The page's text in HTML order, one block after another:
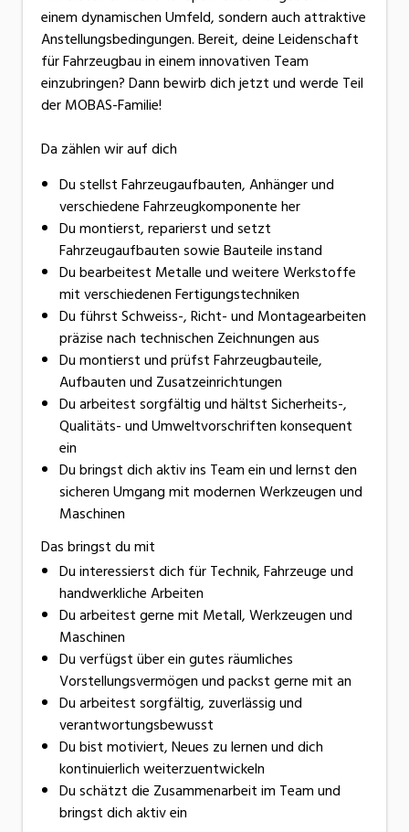
einem dynamischen Umfeld, sondern auch attraktive
Anstellungsbedingungen. Bereit, deine Leidenschaft
für Fahrzeugbau in einem innovativen Team
einzubringen? Dann bewirb dich jetzt und werde Teil
der MOBAS-Familie!
Da zählen wir auf dich
Du stellst Fahrzeugaufbauten, Anhänger und
verschiedene Fahrzeugkomponente her
Du montierst, reparierst und setzt
Fahrzeugaufbauten sowie Bauteile instand
Du bearbeitest Metalle und weitere Werkstoffe
mit verschiedenen Fertigungstechniken
Du führst Schweiss-, Richt- und Montagearbeiten
präzise nach technischen Zeichnungen aus
Du montierst und prüfst Fahrzeugbauteile,
Aufbauten und Zusatzeinrichtungen
Du arbeitest sorgfältig und hältst Sicherheits-,
Qualitäts- und Umweltvorschriften konsequent
ein
Du bringst dich aktiv ins Team ein und lernst den
sicheren Umgang mit modernen Werkzeugen und
Maschinen
Das bringst du mit
Du interessierst dich für Technik, Fahrzeuge und
handwerkliche Arbeiten
Du arbeitest gerne mit Metall, Werkzeugen und
Maschinen
Du verfügst über ein gutes räumliches
Vorstellungsvermögen und packst gerne mit an
Du arbeitest sorgfältig, zuverlässig und
verantwortungsbewusst
Du bist motiviert, Neues zu lernen und dich
kontinuierlich weiterzuentwickeln
Du schätzt die Zusammenarbeit im Team und
bringst dich aktiv ein